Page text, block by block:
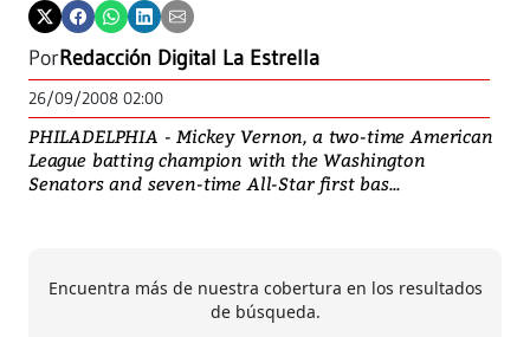
PorRedacción Digital La Estrella
26/09/2008 02:00
PHILADELPHIA - Mickey Vernon, a two-time American
League batting champion with the Washington
Senators and seven-time All-Star first bas...
Encuentra más de nuestra cobertura en los resultados
de búsqueda.